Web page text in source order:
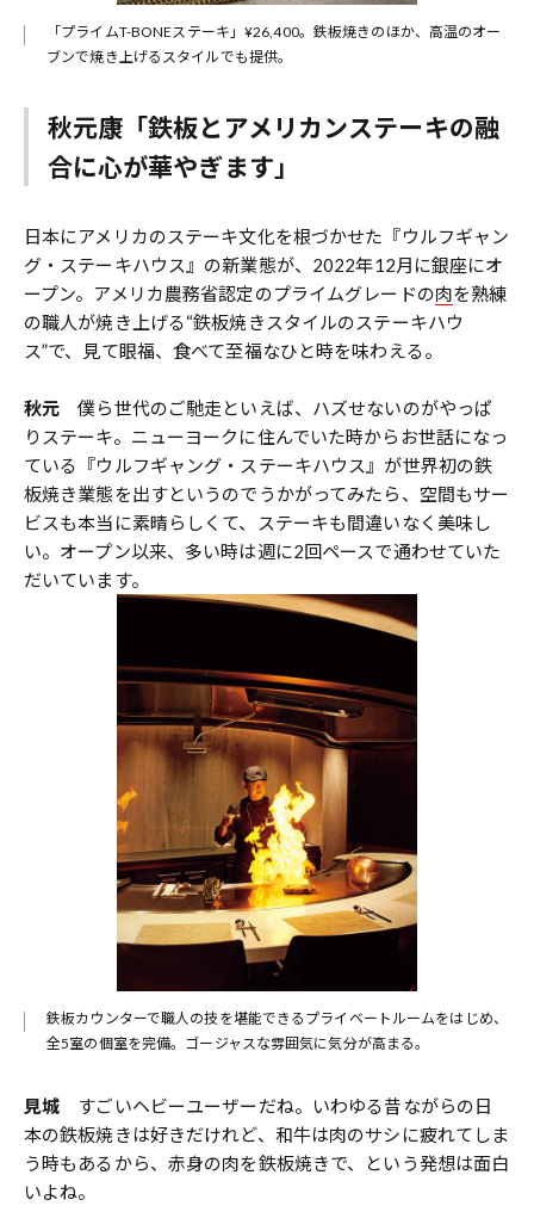
「プライムT-BONEステーキ」¥26,400。鉄板焼きのほか、高温のオー
ブンで焼き上げるスタイルでも提供。
秋元康「鉄板とアメリカンステーキの融
合に心が華やぎます」
日本にアメリカのステーキ文化を根づかせた『ウルフギャン
グ・ステーキハウス』の新業態が、2022年12月に銀座にオ
ープン。アメリカ農務省認定のプライムグレードの肉を熟練
の職人が焼き上げる“鉄板焼きスタイルのステーキハウ
ス”で、見て眼福、食べて至福なひと時を味わえる。
秋元 僕ら世代のご馳走といえば、ハズせないのがやっぱ
りステーキ。ニューヨークに住んでいた時からお世話になっ
ている『ウルフギャング・ステーキハウス』が世界初の鉄
板焼き業態を出すというのでうかがってみたら、空間もサー
ビスも本当に素晴らしくて、ステーキも間違いなく美味し
い。オープン以来、多い時は週に2回ペースで通わせていた
だいています。
鉄板カウンターで職人の技を堪能できるプライベートルームをはじめ、
全5室の個室を完備。ゴージャスな雰囲気に気分が高まる。
見城 すごいヘビーユーザーだね。いわゆる昔ながらの日
本の鉄板焼きは好きだけれど、和牛は肉のサシに疲れてしま
う時もあるから、赤身の肉を鉄板焼きで、という発想は面白
いよね。